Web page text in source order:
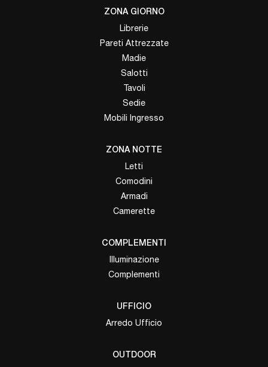
ZONA GIORNO
Librerie
Pareti Attrezzate
Madie
Salotti
Tavoli
Sedie
Mobili Ingresso
ZONA NOTTE
Letti
Comodini
Armadi
Camerette
COMPLEMENTI
Illuminazione
Complementi
UFFICIO
Arredo Ufficio
OUTDOOR